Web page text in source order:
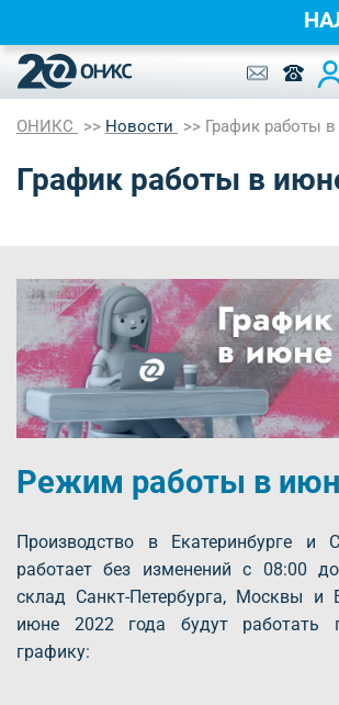
ОНИКС Новости График работы
График работы в
Режим работы в
Производство в Екатеринбурге и
работает без изменений с 08:00
склад Санкт-Петербурга, Москвы и
июне 2022 года будут работать
графику: